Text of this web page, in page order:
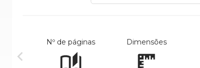
Nº de páginas Dimensões